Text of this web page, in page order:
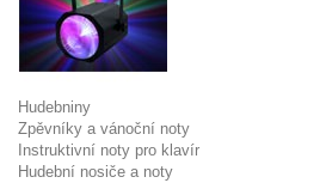
Hudebniny
Zpěvníky a vánoční noty
Instruktivní noty pro klavír
Hudební nosiče a noty